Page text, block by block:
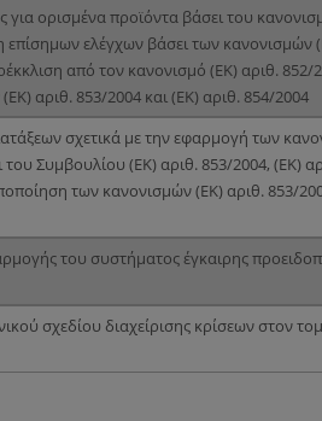
ορισμένα προϊόντα βάσει του
ελέγχων βάσει των κανονισμών
από τον κανονισμό (ΕΚ) αριθ. 852/
αριθ. 853/2004 και (ΕΚ) αριθ. 854/2004
σχετικά με την εφαρμογή των
Συμβουλίου (ΕΚ) αριθ. 853/2004, (ΕΚ)
των κανονισμών (ΕΚ) αριθ. 853/
του συστήματος έγκαιρης
σχεδίου διαχείρισης κρίσεων στον